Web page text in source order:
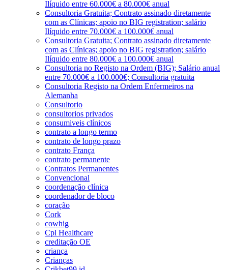
Ilíquido entre 60.000€ a 80.000€ anual
Consultoria Gratuita; Contrato assinado diretamente
com as Clínicas; apoio no BIG registration; salário
Ilíquido entre 70.000€ a 100.000€ anual
Consultoria Gratuita; Contrato assinado diretamente
com as Clínicas; apoio no BIG registration; salário
Ilíquido entre 80.000€ a 100.000€ anual
Consultoria no Registo na Ordem (BIG); Salário anual
entre 70.000€ a 100.000€; Consultoria gratuita
Consultoria Registo na Ordem Enfermeiros na
Alemanha
Consultorio
consultorios privados
consumiveis clínicos
contrato a longo termo
contrato de longo prazo
contrato França
contrato permanente
Contratos Permanentes
Convencional
coordenação clínica
coordenador de bloco
coração
Cork
cowhig
Cpl Healthcare
creditação OE
criança
Crianças